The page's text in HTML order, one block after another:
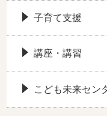
子育て支援
講座・講習
こども未来セン